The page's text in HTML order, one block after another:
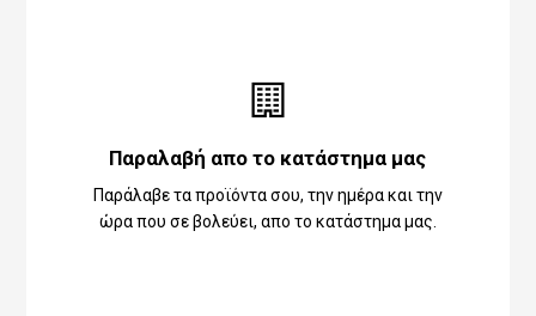
Παραλαβή απο το κατάστημα μας
Παράλαβε τα προϊόντα σου, την ημέρα και την
ώρα που σε βολεύει, απο το κατάστημα μας.